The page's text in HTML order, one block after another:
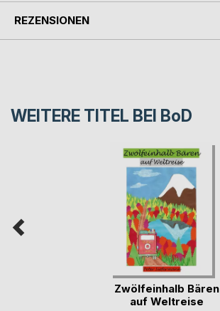
REZENSIONEN
WEITERE TITEL BEI BoD
Zwölfeinhalb Bären
auf Weltreise